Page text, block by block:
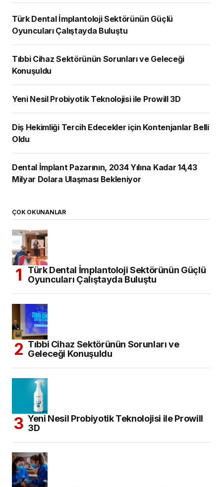
Türk Dental İmplantoloji Sektörünün Güçlü
Oyuncuları Çalıştayda Buluştu
Tıbbi Cihaz Sektörünün Sorunları ve Geleceği
Konuşuldu
Yeni Nesil Probiyotik Teknolojisi ile Prowill 3D
Diş Hekimliği Tercih Edecekler için Kontenjanlar Belli
Oldu
Dental İmplant Pazarının, 2034 Yılına Kadar 14,43
Milyar Dolara Ulaşması Bekleniyor
ÇOK OKUNANLAR
Türk Dental İmplantoloji Sektörünün Güçlü
Oyuncuları Çalıştayda Buluştu
Tıbbi Cihaz Sektörünün Sorunları ve
Geleceği Konuşuldu
Yeni Nesil Probiyotik Teknolojisi ile Prowill
3D